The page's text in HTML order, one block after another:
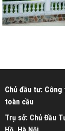
Chủ đầu tư:
toàn cầu
Trụ sở: Chủ Đầu